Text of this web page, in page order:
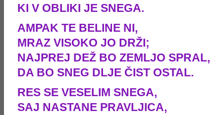
KI V OBLIKI JE SNEGA.
AMPAK TE BELINE NI,
MRAZ VISOKO JO DRŽI;
NAJPREJ DEŽ BO ZEMLJO SPRAL,
DA BO SNEG DLJE ČIST OSTAL.
RES SE VESELIM SNEGA,
SAJ NASTANE PRAVLJICA,